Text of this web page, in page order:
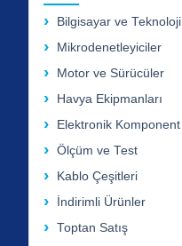
Bilgisayar ve Teknoloji
Mikrodenetleyiciler
Motor ve Sürücüler
Havya Ekipmanları
Elektronik Komponent
Ölçüm ve Test
Kablo Çeşitleri
İndirimli Ürünler
Toptan Satış